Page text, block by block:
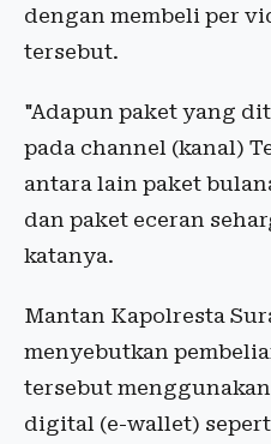
dengan membeli per
tersebut.
"Adapun paket yang
pada channel (kanal)
antara lain paket
dan paket eceran
katanya.
Mantan Kapolresta
menyebutkan
tersebut
digital (e-wallet)